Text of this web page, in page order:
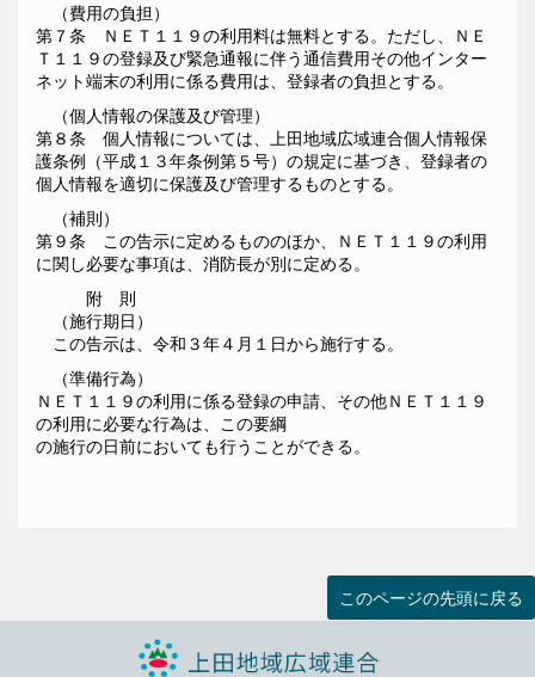
（費用の負担）
第７条 ＮＥＴ１１９の利用料は無料とする。ただし、ＮＥ
Ｔ１１９の登録及び緊急通報に伴う通信費用その他インター
ネット端末の利用に係る費用は、登録者の負担とする。
（個人情報の保護及び管理）
第８条 個人情報については、上田地域広域連合個人情報保
護条例（平成１３年条例第５号）の規定に基づき、登録者の
個人情報を適切に保護及び管理するものとする。
（補則）
第９条 この告示に定めるもののほか、ＮＥＴ１１９の利用
に関し必要な事項は、消防長が別に定める。
附 則
（施行期日）
この告示は、令和３年４月１日から施行する。
（準備行為）
ＮＥＴ１１９の利用に係る登録の申請、その他ＮＥＴ１１９
の利用に必要な行為は、この要綱
の施行の日前においても行うことができる。
このページの先頭に戻る